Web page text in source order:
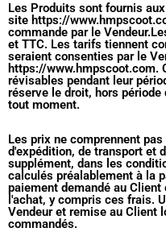
Les Produits sont fournis
site https://
commande par le
et TTC. Les tarifs tiennent
seraient consenties par le
https://www.hmpscoot.com.
révisables pendant leur
réserve le droit, hors période
tout moment.
Les prix ne comprennent
d'expédition, de transport et
supplément, dans les
calculés préalablement à la
paiement demandé au
l'achat, y compris ces frais.
Vendeur et remise au Client
commandés.